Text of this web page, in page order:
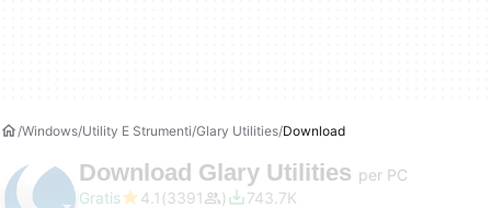
Windows Utility E Strumenti Glary Utilities Download
Download Glary Utilities per PC
Gratis
4.1 3391
743.7K